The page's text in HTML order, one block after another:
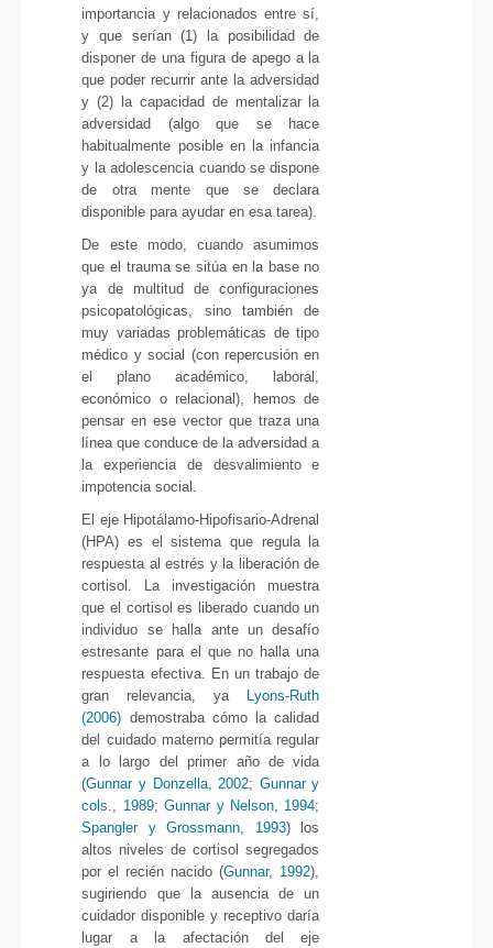
importancia y relacionados entre sí,
y que serían (1) la posibilidad de
disponer de una figura de apego a la
que poder recurrir ante la adversidad
y (2) la capacidad de mentalizar la
adversidad (algo que se hace
habitualmente posible en la infancia
y la adolescencia cuando se dispone
de otra mente que se declara
disponible para ayudar en esa tarea).
De este modo, cuando asumimos
que el trauma se sitúa en la base no
ya de multitud de configuraciones
psicopatológicas, sino también de
muy variadas problemáticas de tipo
médico y social (con repercusión en
el plano académico, laboral,
económico o relacional), hemos de
pensar en ese vector que traza una
línea que conduce de la adversidad a
la experiencia de desvalimiento e
impotencia social.
El eje Hipotálamo-Hipofisario-Adrenal
(HPA) es el sistema que regula la
respuesta al estrés y la liberación de
cortisol. La investigación muestra
que el cortisol es liberado cuando un
individuo se halla ante un desafío
estresante para el que no halla una
respuesta efectiva. En un trabajo de
gran relevancia, ya
Lyons-Ruth
(2006) demostraba cómo la calidad
del cuidado materno permitía regular
a lo largo del primer año de vida
(Gunnar y Donzella, 2002; Gunnar y
cols., 1989;Gunnar y Nelson, 1994;
Spangler y Grossmann, 1993) los
altos niveles de cortisol segregados
por el recién nacido (Gunnar, 1992),
sugiriendo que la ausencia de un
cuidador disponible y receptivo daría
lugar a la afectación del eje